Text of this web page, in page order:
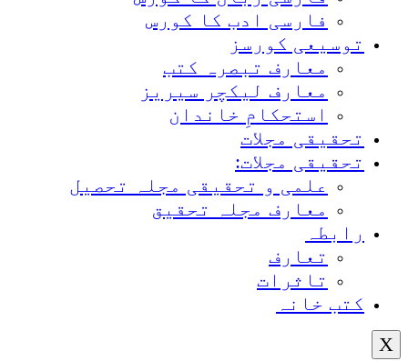
فارسی ادب کا کورس
توسیعی کورسز
معارف تبصرہ کتب
معارف لیکچر سیریز
استحکامِ خاندان
تحقیقی مجلات
تحقیقی مجلات:
علمی و تحقیقی مجلہ تحصیل
معارف مجلہ تحقیق
رابطہ
تعارف
تاثرات
کتب خانہ
X